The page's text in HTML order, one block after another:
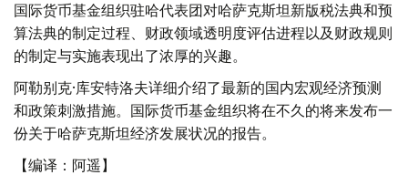
国际货币基金组织驻哈代表团对哈萨克斯坦新版税法典和预
算法典的制定过程、财政领域透明度评估进程以及财政规则
的制定与实施表现出了浓厚的兴趣。
阿勒别克·库安特洛夫详细介绍了最新的国内宏观经济预测
和政策刺激措施。国际货币基金组织将在不久的将来发布一
份关于哈萨克斯坦经济发展状况的报告。
【编译：阿遥】